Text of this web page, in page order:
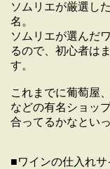
ソムリエが厳選し
名。
ソムリエが選んだ
るので、初心者は
す。
これまでに葡萄屋
などの有名ショッ
合ってるかなとい
■ワインの仕入れサ